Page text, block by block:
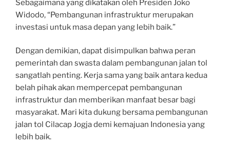
Sebagaimana yang dikatakan oleh Presiden Joko
Widodo, “Pembangunan infrastruktur merupakan
investasi untuk masa depan yang lebih baik.”
Dengan demikian, dapat disimpulkan bahwa peran
pemerintah dan swasta dalam pembangunan jalan tol
sangatlah penting. Kerja sama yang baik antara kedua
belah pihak akan mempercepat pembangunan
infrastruktur dan memberikan manfaat besar bagi
masyarakat. Mari kita dukung bersama pembangunan
jalan tol Cilacap Jogja demi kemajuan Indonesia yang
lebih baik.